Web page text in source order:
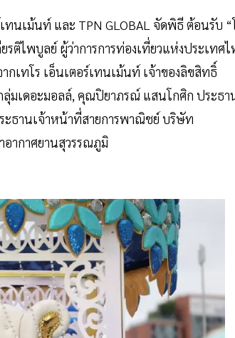
ทนเม้นท์ และ TPN GLOBAL จัดพิธี ต้อนรับ “
ติไพบูลย์ ผู้ว่าการการท่องเที่ยวแห่งประเทศ
เทโร เอ็นเตอร์เทนเม้นท์ เจ้าของลิขสิทธิ์
ลุ่มเดอะมอลล์, คุณปิยาภรณ์ แสนโกศิก ประธา
ะธานเจ้าหน้าที่สายการพาณิชย์ บริษัท
ากาศยานสุวรรณภูมิ